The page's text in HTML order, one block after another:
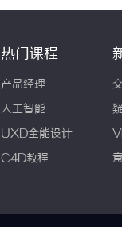
热门课程
产品经理
人工智能
UXD全能设计
C4D教程